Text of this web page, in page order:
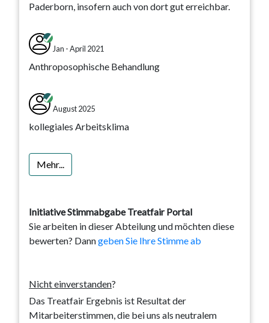
Paderborn, insofern auch von dort gut erreichbar.
Jan - April 2021
Anthroposophische Behandlung
August 2025
kollegiales Arbeitsklima
Mehr...
Initiative Stimmabgabe Treatfair Portal
Sie arbeiten in dieser Abteilung und möchten diese
bewerten? Danngeben Sie Ihre Stimme ab
Nicht einverstanden?
Das Treatfair Ergebnis ist Resultat der
Mitarbeiterstimmen, die bei uns als neutralem